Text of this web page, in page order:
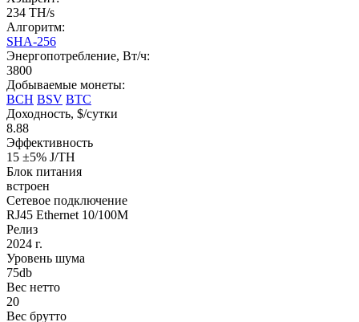
234 TH/s
Алгоритм:
SHA-256
Энергопотребление, Вт/ч:
3800
Добываемые монеты:
BCH BSV BTC
Доходность, $/сутки
8.88
Эффективность
15 ±5% J/TH
Блок питания
встроен
Cетевое подключение
RJ45 Ethernet 10/100M
Релиз
2024 г.
Уровень шума
75db
Вес нетто
20
Вес брутто